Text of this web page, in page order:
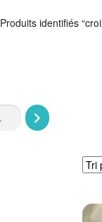
Produits identifiés